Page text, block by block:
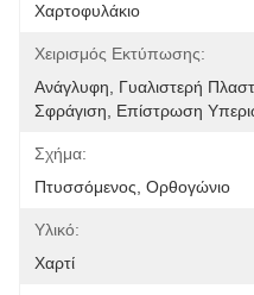
Χαρτοφυλάκιο
Χειρισμός Εκτύπωσης:
Ανάγλυφη, Γυαλιστερή
Σφράγιση, Επίστρωση
Σχήμα:
Πτυσσόμενος, Ορθογώνιο
Υλικό:
Χαρτί